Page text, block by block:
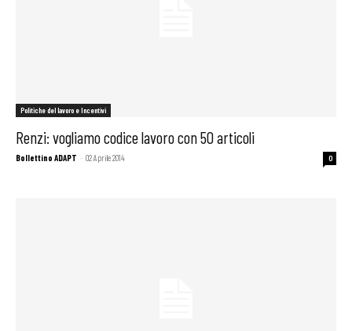
Politiche del lavoro e Incentivi
Renzi: vogliamo codice lavoro con 50 articoli
Bollettino ADAPT - 02 Aprile 2014 0